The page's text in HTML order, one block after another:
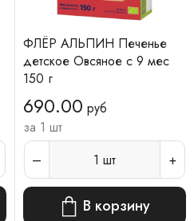
ФЛЁР АЛЬПИН Печенье
детское Овсяное с 9 мес
150 г
690.00 руб
за 1 шт
1 шт
В корзину